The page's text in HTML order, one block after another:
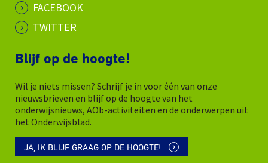
FACEBOOK
TWITTER
Blijf op de hoogte!
Wil je niets missen? Schrijf je in voor één van onze
nieuwsbrieven en blijf op de hoogte van het
onderwijsnieuws, AOb-activiteiten en de onderwerpen uit
het Onderwijsblad.
JA, IK BLIJF GRAAG OP DE HOOGTE!